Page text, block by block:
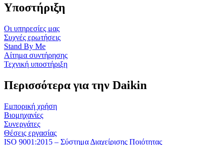
Υποστήριξη
Οι υπηρεσίες μας
Συχνές ερωτήσεις
Stand By Me
Αίτημα συντήρησης
Τεχνική υποστήριξη
Περισσότερα για την Daikin
Εμπορική χρήση
Βιομηχανίες
Συνεργάτες
Θέσεις εργασίας
ISO 9001:2015 – Σύστημα Διαχείρισης Ποιότητας